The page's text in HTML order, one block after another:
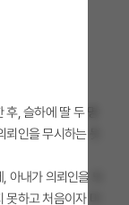
, 슬하에 딸 두 명
인을 무시하는 듯
내가 의뢰인을 또
하고 처음이자 마